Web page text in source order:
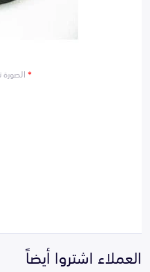
*
العملاء اشتروا أيضاً